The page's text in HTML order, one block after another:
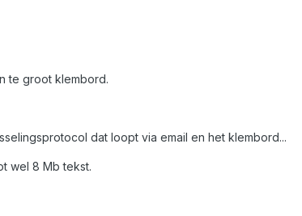
te groot klembord.
dat loopt via email en het klembord...
wel 8 Mb tekst.